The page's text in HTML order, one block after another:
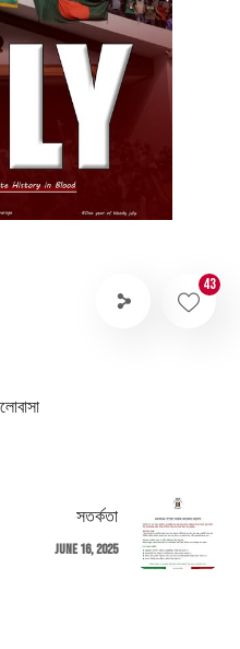
43
সতর্কতা
June 16, 2025